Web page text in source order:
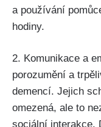
a používání
hodiny.
2. Komunikace a
porozumění a
demencí. Jejich
omezená, ale to
sociální interakce.